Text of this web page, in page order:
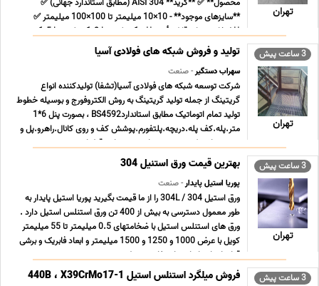
تهران
محصول** ✅ **گرید** AISI 304 (مطابق استاندارد جهانی) ✅
**سایزهای موجود** - 10×10 میلیمتر تا 100×100 میلیمتر ✅
**ضخامت های قابل تأمین** - 1 میلیمتر | 1.2 میلیمتر | 1.5 ... ...
3 ساعت پیش
تهران
تولید و فروش شبکه های فولادی آسیا
سهراب دستگیر- صنعت
شرکت توسعه شبکه های فولادی آسیا(تشفا) تولیدکننده انواع
گریتینگ از جمله تولید گریتینگ به روش الکتروفورج و بوسیله خطوط
تولید تمام اتوماتیک مطابق استانداردBS4592 ، بصورت پنل 6*1
متر.پله.کف پله.دریچه.پلتفورم.پوشش کف و روی کانال.راهرو.پل و
..... میباشد که در صورت نیاز مشتری این قطعات ... ...
3 ساعت پیش
تهران
بهترین قیمت ورق استنیل 304
پوریا استیل پایدار- صنعت
ورق استیل 304 / 304L را از ما قیمت بگیرید پوریا استیل پایدار به
طور معمول دسترسی به بیش از 400 تن ورق استنلس استیل دارد .
ورق های استنلس استیل با ضخامتهای 0.5 میلیمتر تا 55 میلیمتر
کویل با عرض 1000 و 1250 و 1500 میلیمتر و ابعاد فابریک و برشی
قواره ای استاندارد . استفاده در تول ... ...
3 ساعت پیش فروش میلگرد استنلس استیل 440B ، X39CrMo17-1